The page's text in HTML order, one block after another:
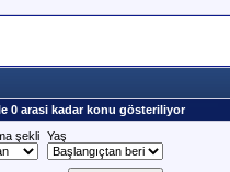
0 arasi kadar konu gösteriliyor
şekli Yaş